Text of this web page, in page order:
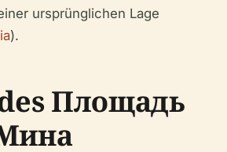
ursprünglichen Lage
).
Площадь